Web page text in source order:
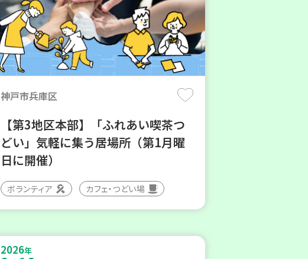
神戸市兵庫区
【第3地区本部】「ふれあい喫茶つ
どい」気軽に集う居場所（第1月曜
日に開催）
ボランティア カフェ・つどい場
2026年